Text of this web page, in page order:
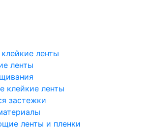
ленты
ленты
клейкие ленты
застежки
ленты и пленки